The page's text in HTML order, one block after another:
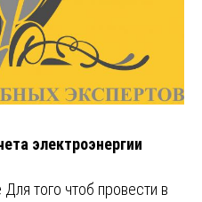
электроэнергии
того чтоб провести в